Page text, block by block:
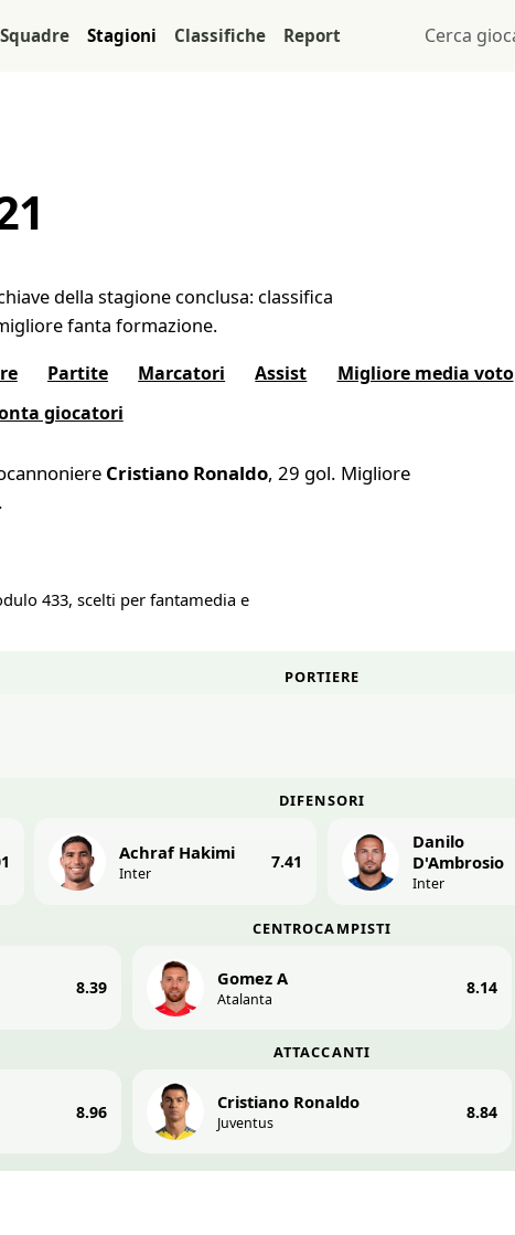
Squadre Stagioni Classifiche Report
della stagione conclusa: classifica
fanta formazione.
Partite Marcatori Assist Migliore media voto
giocatori
Cristiano Ronaldo, 29 gol. Migliore
433, scelti per fantamedia e
PORTIERE
DIFENSORI
Achraf Hakimi
Inter
7.41
Danilo
D'Ambrosio
Inter
CENTROCAMPISTI
8.39 Gomez A
Atalanta
8.14
ATTACCANTI
8.96 Cristiano Ronaldo
Juventus
8.84